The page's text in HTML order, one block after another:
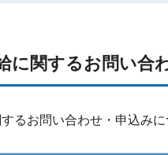
に関するお問い合
るお問い合わせ・申込み